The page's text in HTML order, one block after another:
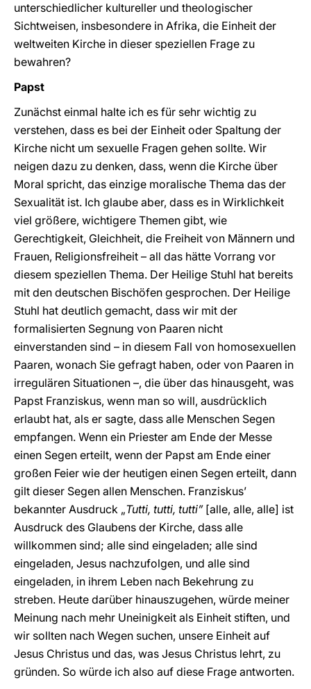
unterschiedlicher kultureller und theologischer
Sichtweisen, insbesondere in Afrika, die Einheit der
weltweiten Kirche in dieser speziellen Frage zu
bewahren?
Papst
Zunächst einmal halte ich es für sehr wichtig zu
verstehen, dass es bei der Einheit oder Spaltung der
Kirche nicht um sexuelle Fragen gehen sollte. Wir
neigen dazu zu denken, dass, wenn die Kirche über
Moral spricht, das einzige moralische Thema das der
Sexualität ist. Ich glaube aber, dass es in Wirklichkeit
viel größere, wichtigere Themen gibt, wie
Gerechtigkeit, Gleichheit, die Freiheit von Männern und
Frauen, Religionsfreiheit – all das hätte Vorrang vor
diesem speziellen Thema. Der Heilige Stuhl hat bereits
mit den deutschen Bischöfen gesprochen. Der Heilige
Stuhl hat deutlich gemacht, dass wir mit der
formalisierten Segnung von Paaren nicht
einverstanden sind – in diesem Fall von homosexuellen
Paaren, wonach Sie gefragt haben, oder von Paaren in
irregulären Situationen –, die über das hinausgeht, was
Papst Franziskus, wenn man so will, ausdrücklich
erlaubt hat, als er sagte, dass alle Menschen Segen
empfangen. Wenn ein Priester am Ende der Messe
einen Segen erteilt, wenn der Papst am Ende einer
großen Feier wie der heutigen einen Segen erteilt, dann
gilt dieser Segen allen Menschen. Franziskus’
bekannter Ausdruck „Tutti, tutti, tutti”[alle, alle, alle] ist
Ausdruck des Glaubens der Kirche, dass alle
willkommen sind; alle sind eingeladen; alle sind
eingeladen, Jesus nachzufolgen, und alle sind
eingeladen, in ihrem Leben nach Bekehrung zu
streben. Heute darüber hinauszugehen, würde meiner
Meinung nach mehr Uneinigkeit als Einheit stiften, und
wir sollten nach Wegen suchen, unsere Einheit auf
Jesus Christus und das, was Jesus Christus lehrt, zu
gründen. So würde ich also auf diese Frage antworten.